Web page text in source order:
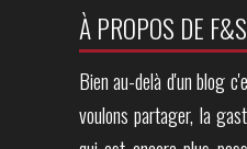
À PROPOS DE F&S
Bien au-delà d'un blog
voulons partager, la